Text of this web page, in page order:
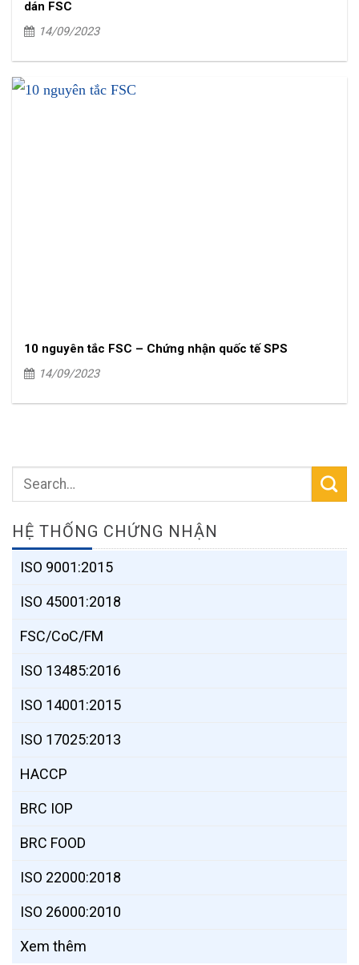
dán FSC
14/09/2023
10 nguyên tắc FSC – Chứng nhận quốc tế SPS
14/09/2023
HỆ THỐNG CHỨNG NHẬN
ISO 9001:2015
ISO 45001:2018
FSC/CoC/FM
ISO 13485:2016
ISO 14001:2015
ISO 17025:2013
HACCP
BRC IOP
BRC FOOD
ISO 22000:2018
ISO 26000:2010
Xem thêm